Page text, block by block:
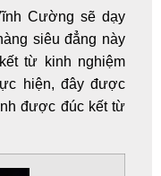
Cường sẽ dạy
siêu đẳng này
từ kinh nghiệm
hiện, đây được
được đúc kết từ